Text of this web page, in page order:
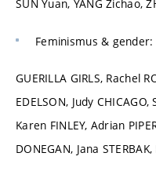
SUN Yuan, YANG Zichao,
Feminismus & gender:
GUERILLA GIRLS, Rachel
EDELSON, Judy
Karen FINLEY, Adrian
DONEGAN, Jana